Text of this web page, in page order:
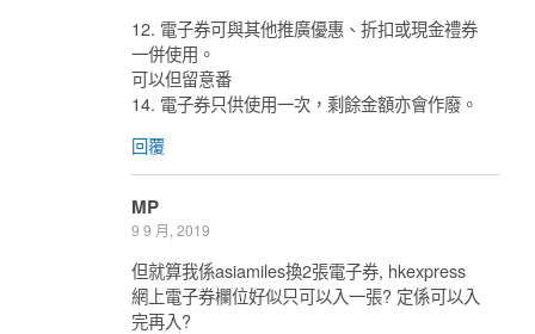
12. 電子券可與其他推廣優惠、折扣或現金禮券
一併使用。
可以但留意番
14. 電子券只供使用一次，剩餘金額亦會作廢。
回覆
MP
9 9 月, 2019
但就算我係asiamiles換2張電子券, hkexpress
網上電子券欄位好似只可以入一張? 定係可以入
完再入?